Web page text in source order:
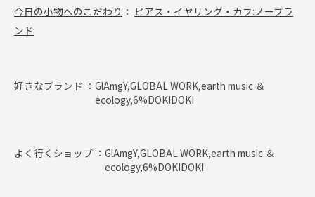
今日の小物へのこだわり ： ピアス・イヤリング・カフ:ノーブラ
ンド
好きなブランド ： GlAmgY,GLOBAL WORK,earth music ＆
ecology,6%DOKIDOKI
よく行くショップ ： GlAmgY,GLOBAL WORK,earth music ＆
ecology,6%DOKIDOKI